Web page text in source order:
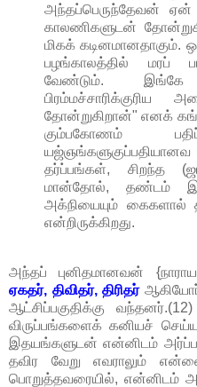
அந்தப்பெருந்தேவன்
காலணிகளுடன்
மிகக் கடினமானதாகும்.
பழங்காலத்தில் மரப்
வேண்டும்.
பிரம்மச்சாரிக்குரிய
தோன்றுகிறான்" எனக்
கும்பகோணம்
தர்ப்பங்கள், சிறந்த
மான்தோல், தண்டம்
அக்நியையும் கைகளால்
என்றிருக்கிறது.
அந்தப் புனிதமானவன்
ஏகதர், திவிதர், திரிதர்
ஆட்சிப்பகுதிக்கு
விருப்பங்களைக் கனியச்
இதயங்களுடன் என்னிடம்
தவிர வேறு எவராலும்
பொறுத்தவரையில், என்னிடம்